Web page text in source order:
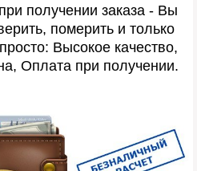
получении заказа - Вы
померить и только
Высокое качество,
Оплата при получении.